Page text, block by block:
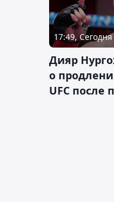
17:49, Сегодня
Дияр
о
UFC после